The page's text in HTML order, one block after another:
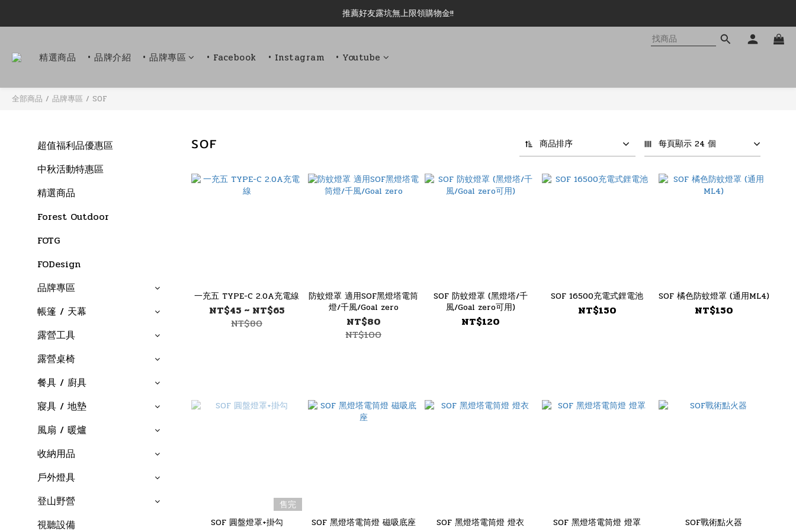
新加入會員即可現領 50元購物金!!
新加入會員即可現領 50元購物金!!
精選商品 • 品牌介紹 • 品牌專區 • Facebook • Instagram • Youtube
全部商品 / 品牌專區 / SOF
超值福利品優惠區
中秋活動特惠區
精選商品
Forest Outdoor
FOTG
FODesign
品牌專區
帳篷 / 天幕
露營工具
露營桌椅
餐具 / 廚具
寢具 / 地墊
風扇 / 暖爐
收納用品
戶外燈具
登山野營
視聽設備
SOF 商品排序 每頁顯示 24 個
一充五 TYPE-C 2.0A充電線
NT$45 ~ NT$65
NT$80
防蚊燈罩 適用SOF黑燈塔電筒
燈/千風/Goal zero
NT$80
NT$100
SOF 防蚊燈罩 (黑燈塔/千
風/Goal zero可用)
NT$120
SOF 16500充電式鋰電池
NT$150
SOF 橘色防蚊燈罩 (通用ML4)
NT$150
售完
SOF 圓盤燈罩+掛勾
SOF 黑燈塔電筒燈 磁吸底座 SOF 黑燈塔電筒燈 燈衣 SOF 黑燈塔電筒燈 燈罩 SOF戰術點火器